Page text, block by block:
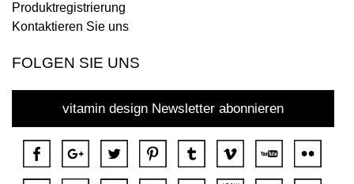
Produktregistrierung
Kontaktieren Sie uns
FOLGEN SIE UNS
vitamin design Newsletter abonnieren